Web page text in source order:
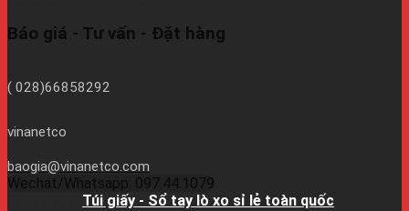
Báo giá - Tư vấn - Đặt hàng
( 028)66858292
vinanetco
baogia@vinanetco.com
Wechat/Whatsapp: 097.44.1079
Túi giấy - Sổ tay lò xo sỉ lẻ toàn quốc